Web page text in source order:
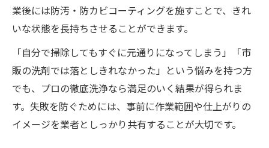
業後には防汚・防カビコーティングを施すことで、きれ
いな状態を長持ちさせることができます。
「自分で掃除してもすぐに元通りになってしまう」「市
販の洗剤では落としきれなかった」という悩みを持つ方
でも、プロの徹底洗浄なら満足のいく結果が得られま
す。失敗を防ぐためには、事前に作業範囲や仕上がりの
イメージを業者としっかり共有することが大切です。